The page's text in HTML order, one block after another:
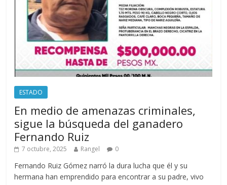
ESTADO
En medio de amenazas criminales,
sigue la búsqueda del ganadero
Fernando Ruiz
7 octubre, 2025 Rangel 0
Fernando Ruiz Gómez narró la dura lucha que él y su
hermana han emprendido para encontrar a su padre, vivo